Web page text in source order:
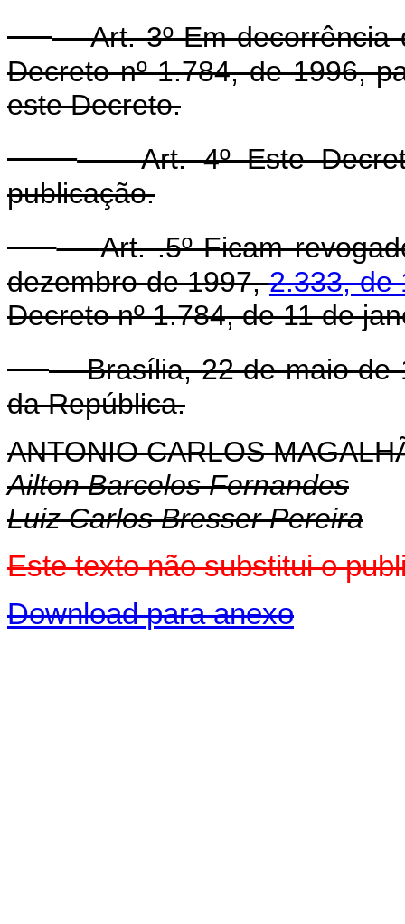
Art. 3º Em decorrência
Decreto nº 1.784, de 1996,
este Decreto.
Art. 4º Este
publicação.
Art. .5º Ficam
dezembro de 1997,2.333, de
Decreto nº 1.784, de 11 de
Brasília, 22 de maio de
da República.
ANTONIO CARLOS
Ailton Barcelos Fernandes
Luiz Carlos Bresser Pereira
Este texto não substitui o
Download para anexo